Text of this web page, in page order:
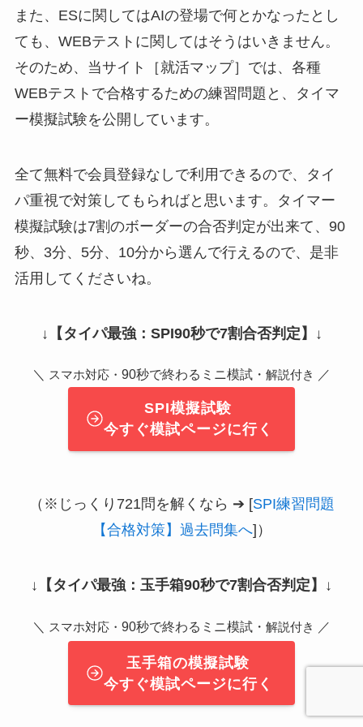
また、ESに関してはAIの登場で何とかなったとし
ても、WEBテストに関してはそうはいきません。
そのため、当サイト［就活マップ］では、各種
WEBテストで合格するための練習問題と、タイマ
ー模擬試験を公開しています。
全て無料で会員登録なしで利用できるので、タイ
パ重視で対策してもらればと思います。タイマー
模擬試験は7割のボーダーの合否判定が出来て、90
秒、3分、5分、10分から選んで行えるので、是非
活用してくださいね。
↓ 【タイパ最強：SPI90秒で7割合否判定】 ↓
＼ スマホ対応・ 90秒で終わるミニ模試・ 解説付き ／
SPI模擬試験
今すぐ模試ページに行く
（※じっくり721問を解くなら ➔ [SPI練習問題
【合格対策】過去問集へ]）
↓ 【タイパ最強：玉手箱90秒で7割合否判定】 ↓
＼ スマホ対応・ 90秒で終わるミニ模試・ 解説付き ／
玉手箱の模擬試験
今すぐ模試ページに行く